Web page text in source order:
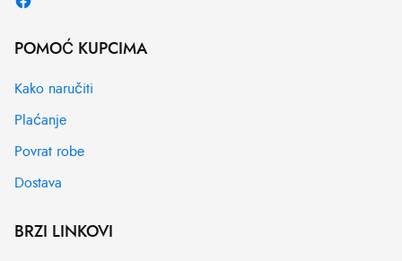
POMOĆ KUPCIMA
Kako naručiti
Plaćanje
Povrat robe
Dostava
BRZI LINKOVI